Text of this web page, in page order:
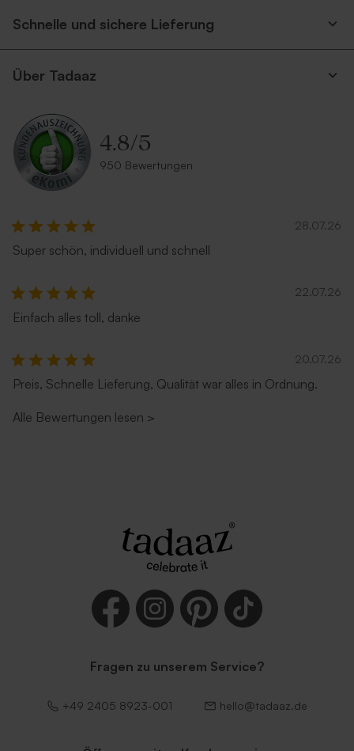
Schnelle und sichere Lieferung
Über Tadaaz
4.8/5
950 Bewertungen
28.07.26
Super schön, individuell und schnell
22.07.26
Einfach alles toll, danke
20.07.26
Preis, Schnelle Lieferung, Qualität war alles in Ordnung.
Alle Bewertungen lesen >
Fragen zu unserem Service?
+49 2405 8923-001 hello@tadaaz.de